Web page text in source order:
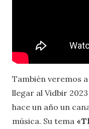
También veremos a
llegar al Vidbir
hace un año un
música. Su tema